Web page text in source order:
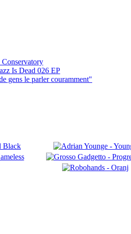
Is Dead 026 EP
gens le parler couramment"